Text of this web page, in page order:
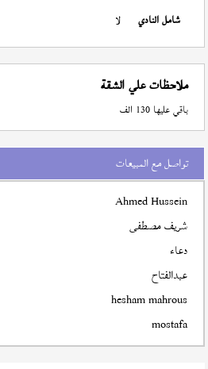
شامل النادي
لا
ملاحظات علي الشقة
باقي عليها 130 الف
تواصل مع المبيعات
Ahmed Hussein
شريف مصطفى
دعاء
عبدالفتاح
hesham mahrous
mostafa